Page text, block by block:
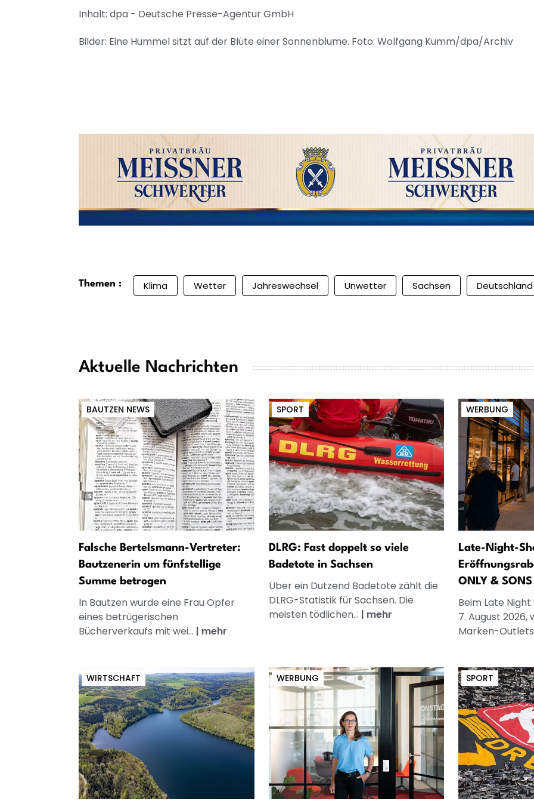
Inhalt: dpa - Deutsche Presse-Agentur GmbH
Bilder: Eine Hummel sitzt auf der Blüte einer Sonnenblume. Foto: Wolfgang Kumm/dpa/Archiv
Themen : Klima Wetter Jahreswechsel Unwetter Sachsen Deutschland
Aktuelle Nachrichten
BAUTZEN NEWS
Falsche Bertelsmann-Vertreter:
Bautzenerin um fünfstellige
Summe betrogen
In Bautzen wurde eine Frau Opfer
eines betrügerischen
Bücherverkaufs mit wei... | mehr
SPORT
DLRG: Fast doppelt so viele
Badetote in Sachsen
Über ein Dutzend Badetote zählt die
DLRG-Statistik für Sachsen. Die
meisten tödlichen... | mehr
WERBUNG
Late-Night-
ONLY & SONS
Beim Late
7. August 2026,
Marken-Outlets
WIRTSCHAFT WERBUNG SPORT